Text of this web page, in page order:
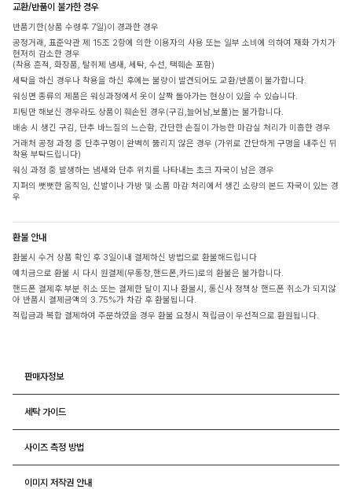
교환/반품이 불가한 경우
반품기한(상품 수령후 7일)이 경과한 경우
공정거래, 표준약관 제 15조 2항에 의한 이용자의 사용 또는 일부 소비에 의하여 재화 가치가
현저히 감소한 경우
(착용 흔적, 화장품, 탈취제 냄새, 세탁, 수선, 택훼손 포함)
세탁을 하신 경우나 착용을 하신 후에는 불량이 발견되어도 교환/반품이 불가합니다.
워싱면 종류의 제품은 워싱과정에서 옷이 살짝 돌아가는 현상이 있을 수 있습니다.
피팅만 해보신 경우라도 상품이 훼손된 경우(구김,늘어남,보풀)는 불가합니다.
배송 시 생긴 구김, 단추 바느질의 느슨함, 간단한 손질이 가능한 마감실 처리가 미흡한 경우
거래처 공정 과정 중 단추구멍이 완벽히 뚫리지 않은 경우 (가위로 간단하게 구멍을 내주신 뒤
착용 부탁드립니다)
워싱 과정 중 발생하는 냄새와 단추 위치를 나타내는 초크 자국이 남은 경우
지퍼의 뻣뻣한 움직임, 신발이나 가방 및 소품 마감 처리에서 생긴 소량의 본드 자국이 있는 경
우
환불 안내
환불시 수거 상품 확인 후 3일이내 결제하신 방법으로 환불해드립니다
예치금으로 환불 시 다시 원결제(무통장,핸드폰,카드)로의 환불은 불가합니다.
핸드폰 결제후 부분 취소 또는 결제한 달이 지나 환불시, 통신사 정책상 핸드폰 취소가 되지않
아 반품시 결제금액의 3.75%가 차감 후 환불됩니다.
적립금과 복합 결제하여 주문하였을 경우 환불 요청시 적립금이 우선적으로 환원됩니다.
판매자정보
세탁 가이드
사이즈 측정 방법
이미지 저작권 안내